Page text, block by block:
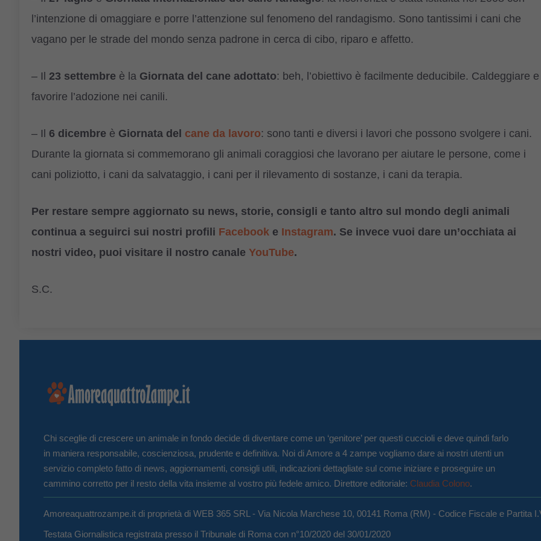
l’intenzione di omaggiare e porre l’attenzione sul fenomeno del randagismo. Sono tantissimi i cani che
vagano per le strade del mondo senza padrone in cerca di cibo, riparo e affetto.
– Il 23 settembre è la Giornata del cane adottato: beh, l’obiettivo è facilmente deducibile. Caldeggiare e
favorire l’adozione nei canili.
– Il 6 dicembre è Giornata del cane da lavoro: sono tanti e diversi i lavori che possono svolgere i cani.
Durante la giornata si commemorano gli animali coraggiosi che lavorano per aiutare le persone, come i
cani poliziotto, i cani da salvataggio, i cani per il rilevamento di sostanze, i cani da terapia.
Per restare sempre aggiornato su news, storie, consigli e tanto altro sul mondo degli animali
continua a seguirci sui nostri profili Facebook e Instagram. Se invece vuoi dare un’occhiata ai
nostri video, puoi visitare il nostro canale YouTube.
S.C.
Chi sceglie di crescere un animale in fondo decide di diventare come un ‘genitore’ per questi cuccioli e deve quindi farlo
in maniera responsabile, coscienziosa, prudente e definitiva. Noi di Amore a 4 zampe vogliamo dare ai nostri utenti un
servizio completo fatto di news, aggiornamenti, consigli utili, indicazioni dettagliate sul come iniziare e proseguire un
cammino corretto per il resto della vita insieme al vostro più fedele amico. Direttore editoriale: Claudia Colono.
Amoreaquattrozampe.it di proprietà di WEB 365 SRL - Via Nicola Marchese 10, 00141 Roma (RM) - Codice Fiscale e Partita
Testata Giornalistica registrata presso il Tribunale di Roma con n°10/2020 del 30/01/2020